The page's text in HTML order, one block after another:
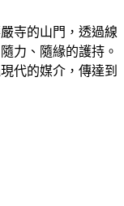
寺的山門，透過線
力、隨緣的護持。
代的媒介，傳達到